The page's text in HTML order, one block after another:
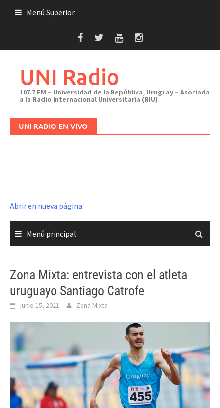
Menú Superior
UNI Radio
107.7 FM – Universidad de la República, Uruguay – Asociada
a la Radio Internacional Universitaria (RIU)
UNI RADIO EN VIVO
Abrir en nueva página
Menú principal
Zona Mixta: entrevista con el atleta
uruguayo Santiago Catrofe
junio 15, 2021 Zona Mixta